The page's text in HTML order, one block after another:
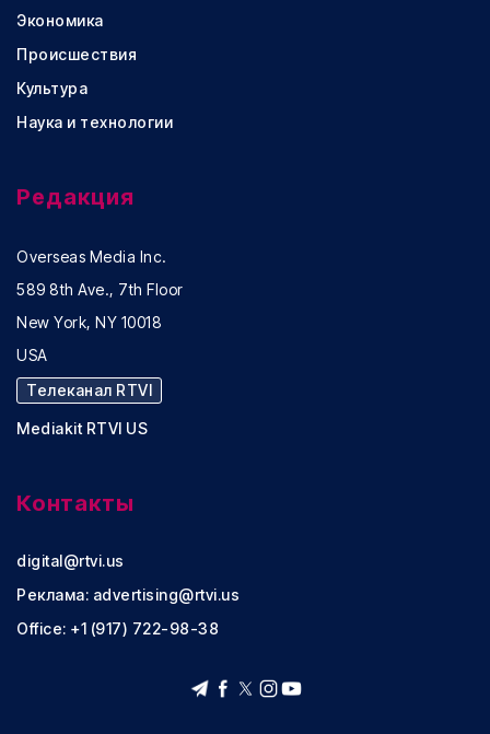
Экономика
Происшествия
Культура
Наука и технологии
Редакция
Overseas Media Inc.
589 8th Ave., 7th Floor
New York, NY 10018
USA
Телеканал RTVI
Mediakit RTVI US
Контакты
digital@rtvi.us
Реклама: advertising@rtvi.us
Office: +1 (917) 722-98-38